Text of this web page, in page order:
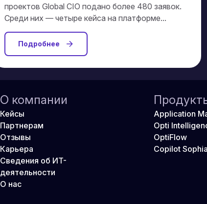
проектов Global CIO подано более 480 заявок.
Среди них — четыре кейса на платформе...
Подробнее
О компании
Кейсы
Партнерам
Отзывы
Карьера
Сведения об ИТ-
деятельности
О нас
Application
Opti
OptiFlow
Copilot Sophia